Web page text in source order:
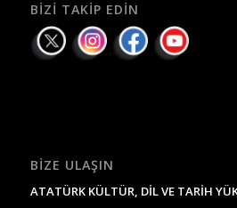
BIZI TAKIP EDIN
BIZE ULAŞIN
ATATÜRK KÜLTÜR, DİL VE TARİH